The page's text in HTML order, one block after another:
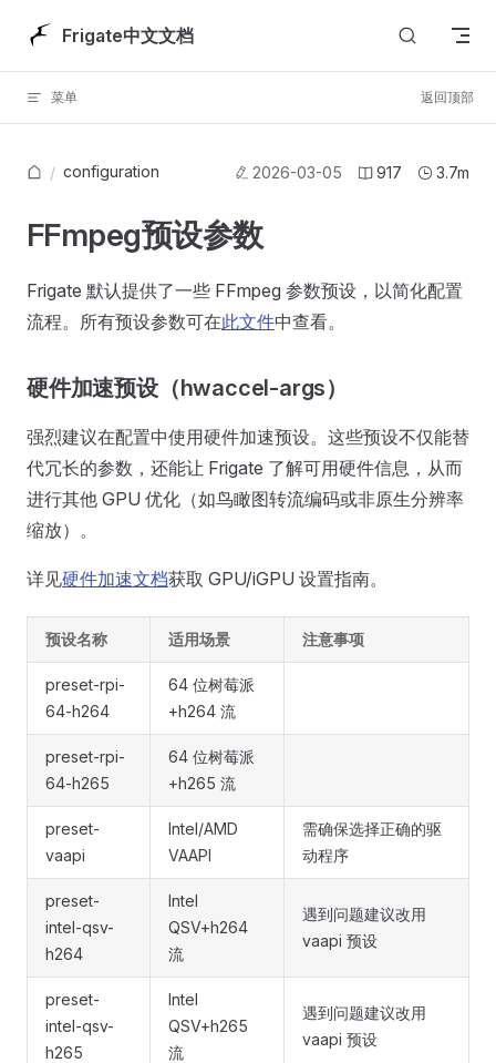
Skip to content
Frigate中文文档
菜单 返回顶部
/ configuration 2026-03-05 917 3.7m
FFmpeg预设参数
Frigate 默认提供了一些 FFmpeg 参数预设，以简化配置
流程。所有预设参数可在此文件中查看。
硬件加速预设（hwaccel-args）
强烈建议在配置中使用硬件加速预设。这些预设不仅能替
代冗长的参数，还能让 Frigate 了解可用硬件信息，从而
进行其他 GPU 优化（如鸟瞰图转流编码或非原生分辨率
缩放）。
详见硬件加速文档获取 GPU/iGPU 设置指南。
预设名称 适用场景 注意事项
preset-rpi-
64-h264
64 位树莓派
+h264 流
preset-rpi-
64-h265
64 位树莓派
+h265 流
preset-
vaapi
Intel/AMD
VAAPI
需确保选择正确的驱
动程序
preset-
intel-qsv-
h264
Intel
QSV+h264
流
遇到问题建议改用
vaapi 预设
preset-
intel-qsv-
h265
Intel
QSV+h265
流
遇到问题建议改用
vaapi 预设